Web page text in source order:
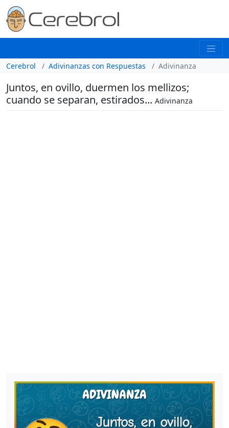
Cerebrol Adivinanzas con Respuestas Adivinanza
Juntos, en ovillo, duermen los mellizos;
cuando se separan, estirados... Adivinanza